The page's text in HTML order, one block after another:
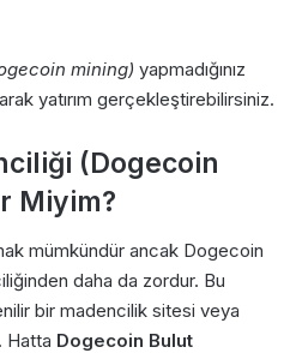
mining) yapmadığınız
yatırım gerçekleştirebilirsiniz.
(Dogecoin
Miyim?
mümkündür ancak Dogecoin
daha da zordur. Bu
bir madencilik sitesi veya
Hatta Dogecoin Bulut